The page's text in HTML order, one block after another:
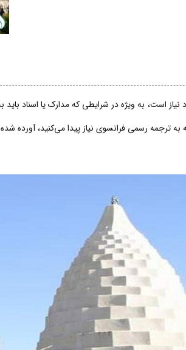
است، به ویژه در شرایطی که مدارک یا اسناد
به ترجمه رسمی فرانسوی نیاز پیدا می‌کنید، آورده